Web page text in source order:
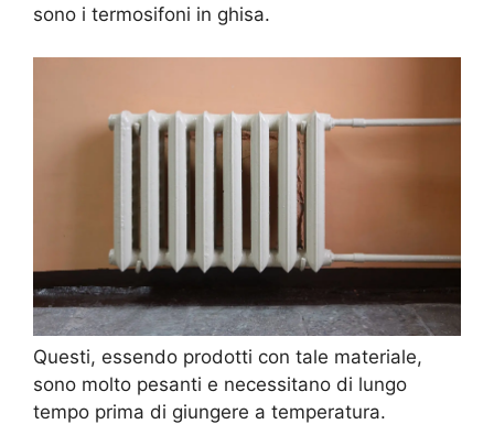
sono i termosifoni in ghisa.
Questi, essendo prodotti con tale materiale,
sono molto pesanti e necessitano di lungo
tempo prima di giungere a temperatura.